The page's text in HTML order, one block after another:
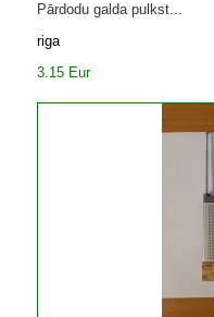
Pārdodu galda pulkst...
riga
3.15 Eur